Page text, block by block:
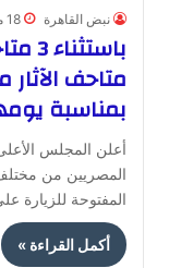
نبض القاهرة 18 مايو، 2025
متاحف الآثار
بمناسبة
أعلن المجلس
المصريين من مختلف
المفتوحة للزيارة
أكمل القراءة »